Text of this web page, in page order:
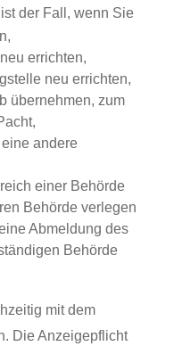
der Fall, wenn Sie
errichten,
neu errichten,
übernehmen, zum
andere
einer Behörde
Behörde verlegen
Abmeldung des
Behörde
mit dem
Die Anzeigepflicht